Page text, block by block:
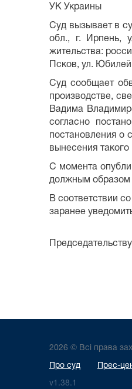
УК Украины
Суд вызывает в
обл., г. Ирпень,
жительства:
Псков, ул.
Суд сообщает
производстве,
Вадима
согласно
постановления о
вынесения
С момента
должным образом
В соответствии
заранее
2026 © Всі права
Про суд Прес-
v1.38.1